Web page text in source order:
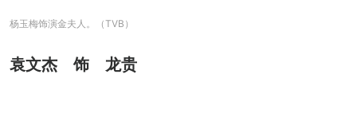
杨玉梅饰演金夫人。（TVB）
袁文杰 饰 龙贵